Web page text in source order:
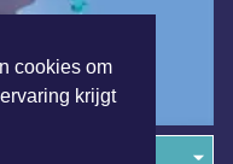
cookies om
krijgt